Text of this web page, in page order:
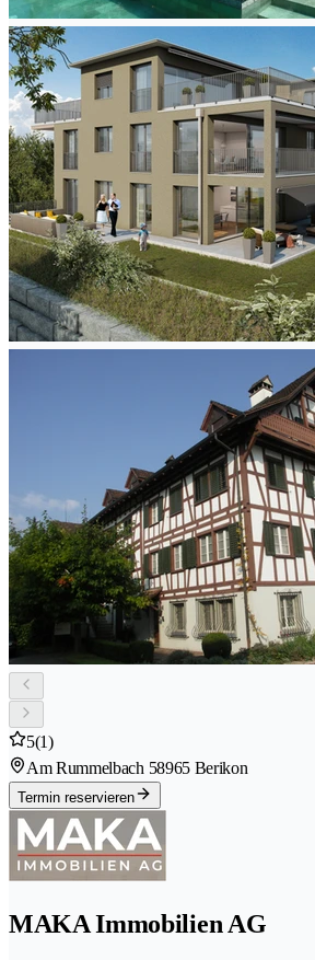
5(1)
Am Rummelbach 58965 Berikon
Termin reservieren
MAKA Immobilien AG